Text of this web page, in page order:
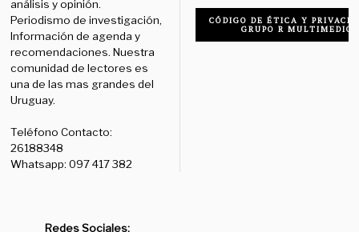
análisis y opinión.
Periodismo de investigación,
Información de agenda y
recomendaciones. Nuestra
comunidad de lectores es
una de las mas grandes del
Uruguay.
Teléfono Contacto:
26188348
Whatsapp: 097 417 382
CÓDIGO DE ÉTICA Y
GRUPO R MULTIMEDIO
Redes Sociales: